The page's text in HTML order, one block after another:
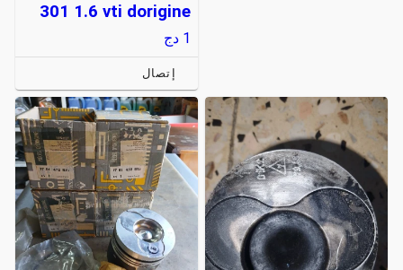
301 1.6 vti dorigine
1 دج
إتصال